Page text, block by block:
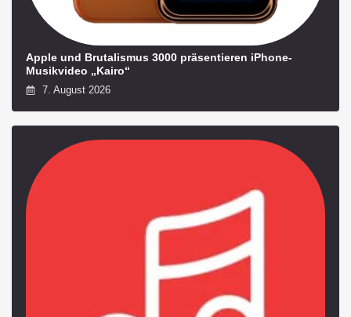
Apple und Brutalismus 3000 präsentieren iPhone-
Musikvideo „Kairo“
7. August 2026